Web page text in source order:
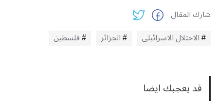
شارك المقال
الاحتلال الاسرائيلي
الجزائر فلسطين
قد يعجبك ايضا